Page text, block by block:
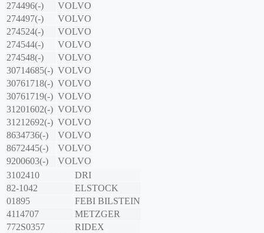
274496(-)
VOLVO
274497(-)
VOLVO
274524(-)
VOLVO
274544(-)
VOLVO
274548(-)
VOLVO
30714685(-) VOLVO
30761718(-) VOLVO
30761719(-) VOLVO
31201602(-) VOLVO
31212692(-) VOLVO
8634736(-)
VOLVO
8672445(-)
VOLVO
9200603(-)
VOLVO
3102410
DRI
82-1042
ELSTOCK
01895
FEBI BILSTEIN
4114707
METZGER
772S0357
RIDEX